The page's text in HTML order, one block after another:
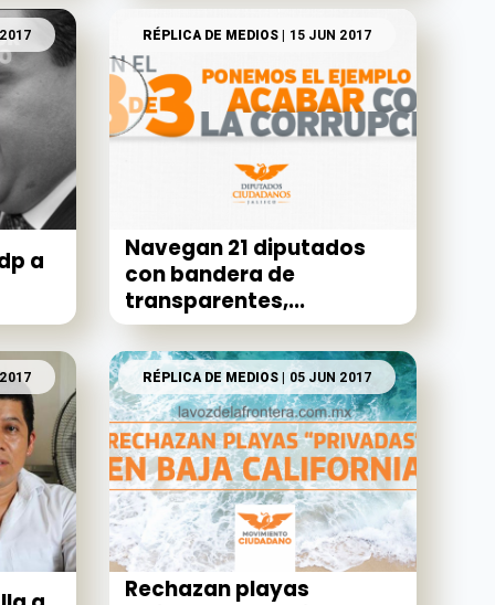
a
RÉPLICA DE MEDIOS | 15 JUN 2017
Navegan 21 diputados
con bandera de
transparentes,...
RÉPLICA DE MEDIOS | 05 JUN 2017
Rechazan playas